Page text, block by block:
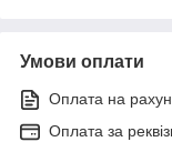
Умови оплати
Оплата на
Оплата за